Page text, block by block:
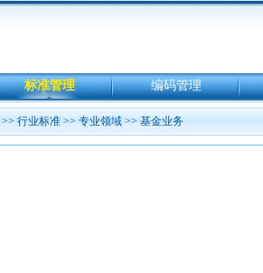
标准管理 编码管理
>> 行业标准 >> 专业领域 >> 基金业务